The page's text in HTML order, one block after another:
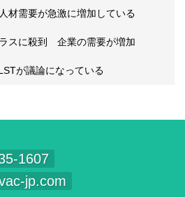
材需要が急激に増加している
スに殺到 企業の需要が増加
が議論になっている
1607
jp.com